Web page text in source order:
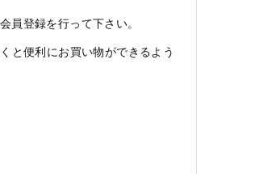
員登録を行って下さい。
と便利にお買い物ができるよう